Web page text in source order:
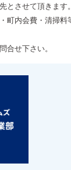
とさせて頂きます
町内会費・清掃料
合せ下さい。